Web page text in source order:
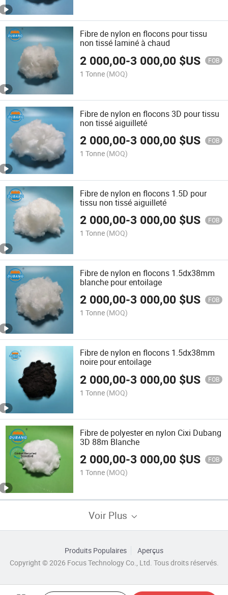
Fibre de nylon en flocons pour tissu
non tissé laminé à chaud
2 000,00-3 000,00 $US FOB
1 Tonne (MOQ)
Fibre de nylon en flocons 3D pour tissu
non tissé aiguilleté
2 000,00-3 000,00 $US FOB
1 Tonne (MOQ)
Fibre de nylon en flocons 1.5D pour
tissu non tissé aiguilleté
2 000,00-3 000,00 $US FOB
1 Tonne (MOQ)
Fibre de nylon en flocons 1.5dx38mm
blanche pour entoilage
2 000,00-3 000,00 $US FOB
1 Tonne (MOQ)
Fibre de nylon en flocons 1.5dx38mm
noire pour entoilage
2 000,00-3 000,00 $US FOB
1 Tonne (MOQ)
Fibre de polyester en nylon Cixi Dubang
3D 88m Blanche
2 000,00-3 000,00 $US FOB
1 Tonne (MOQ)
Voir Plus
Produits Populaires
Aperçus
Copyright © 2026 Focus Technology Co., Ltd. Tous droits réservés.